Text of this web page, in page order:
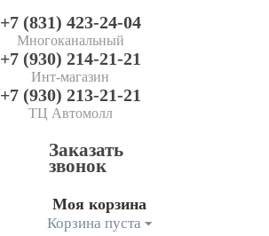
+7 (831) 423-24-04
Многоканальный
+7 (930) 214-21-21
Инт-магазин
+7 (930) 213-21-21
ТЦ Автомолл
Заказать
звонок
Моя корзина
Корзина пуста